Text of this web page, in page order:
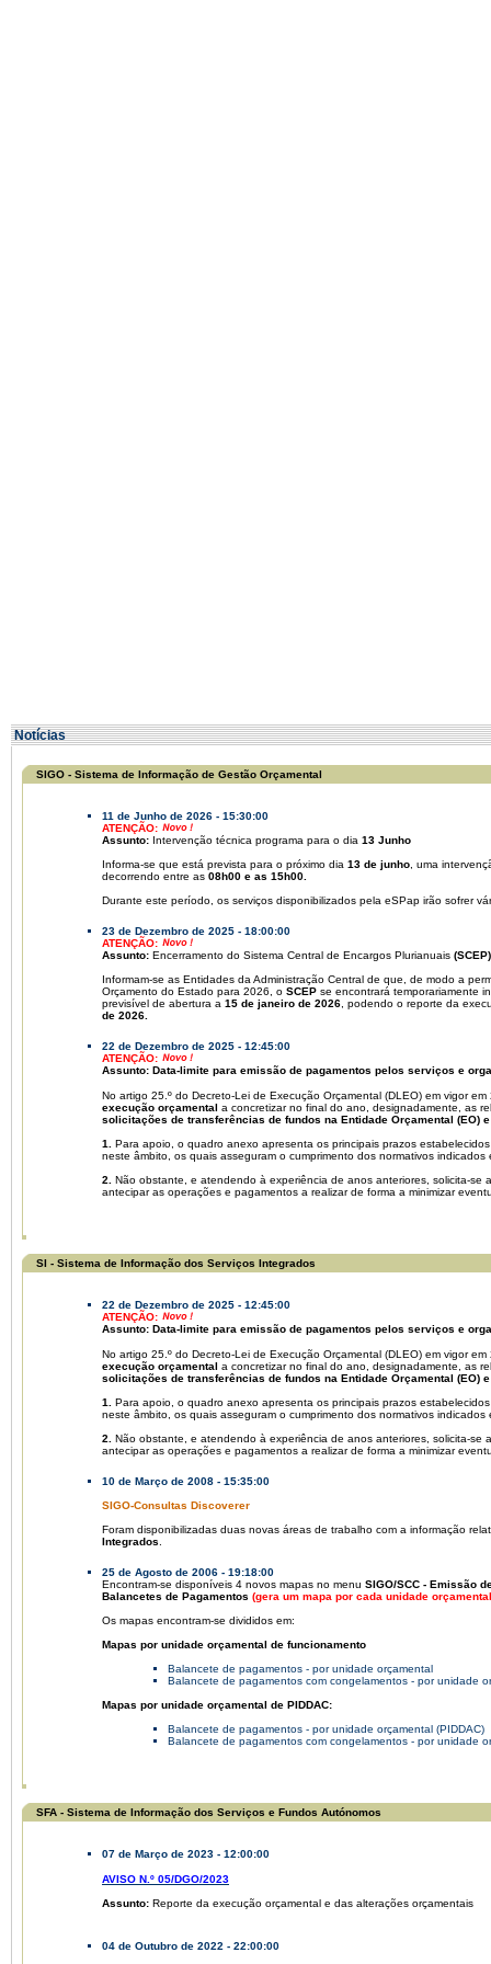
Notícias
SIGO - Sistema de Informação de Gestão Orçamental
11 de Junho de 2026 - 15:30:00
ATENÇÃO:
Assunto: Intervenção técnica programa para o dia 13 Junho
Informa-se que está prevista para o próximo dia 13 de junho , uma
decorrendo entre as 08h00 e as 15h00.
Durante este período, os serviços disponibilizados pela eSPap irão sofrer
23 de Dezembro de 2025 - 18:00:00
ATENÇÃO:
Assunto: Encerramento do Sistema Central de Encargos Plurianuais (SCEP)
Informam-se as Entidades da Administração Central de que, de modo a
Orçamento do Estado para 2026, o SCEP se encontrará temporariamente
previsível de abertura a 15 de janeiro de 2026 , podendo o reporte da
de 2026.
22 de Dezembro de 2025 - 12:45:00
ATENÇÃO:
Assunto: Data-limite para emissão de pagamentos pelos serviços e
No artigo 25.º do Decreto-Lei de Execução Orçamental (DLEO) em vigor
execução orçamental a concretizar no final do ano, designadamente, as
solicitações de transferências de fundos na Entidade Orçamental (EO)
1. Para apoio, o quadro anexo apresenta os principais prazos
neste âmbito, os quais asseguram o cumprimento dos normativos
2. Não obstante, e atendendo à experiência de anos anteriores, solicita-se
antecipar as operações e pagamentos a realizar de forma a minimizar
SI - Sistema de Informação dos Serviços Integrados
22 de Dezembro de 2025 - 12:45:00
ATENÇÃO:
Assunto: Data-limite para emissão de pagamentos pelos serviços e
No artigo 25.º do Decreto-Lei de Execução Orçamental (DLEO) em vigor
execução orçamental a concretizar no final do ano, designadamente, as
solicitações de transferências de fundos na Entidade Orçamental (EO)
1. Para apoio, o quadro anexo apresenta os principais prazos
neste âmbito, os quais asseguram o cumprimento dos normativos
2. Não obstante, e atendendo à experiência de anos anteriores, solicita-se
antecipar as operações e pagamentos a realizar de forma a minimizar
10 de Março de 2008 - 15:35:00
SIGO-Consultas Discoverer
Foram disponibilizadas duas novas áreas de trabalho com a informação
Integrados
25 de Agosto de 2006 - 19:18:00
Encontram-se disponíveis 4 novos mapas no menu SIGO/SCC - Emissão
Balancetes de Pagamentos (gera um mapa por cada unidade
Os mapas encontram-se divididos em:
Mapas por unidade orçamental de funcionamento
Balancete de pagamentos - por unidade orçamental
Balancete de pagamentos com congelamentos - por unidade
Mapas por unidade orçamental de PIDDAC:
Balancete de pagamentos - por unidade orçamental (PIDDAC)
Balancete de pagamentos com congelamentos - por unidade
SFA - Sistema de Informação dos Serviços e Fundos Autónomos
07 de Março de 2023 - 12:00:00
AVISO N.º 05/DGO/2023
Assunto: Reporte da execução orçamental e das alterações orçamentais
04 de Outubro de 2022 - 22:00:00